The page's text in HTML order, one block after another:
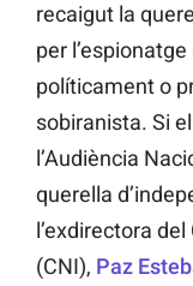
recaigut la
per
políticament o
sobiranista. Si
l’Audiència
querella
l’exdirectora
(CNI), Paz